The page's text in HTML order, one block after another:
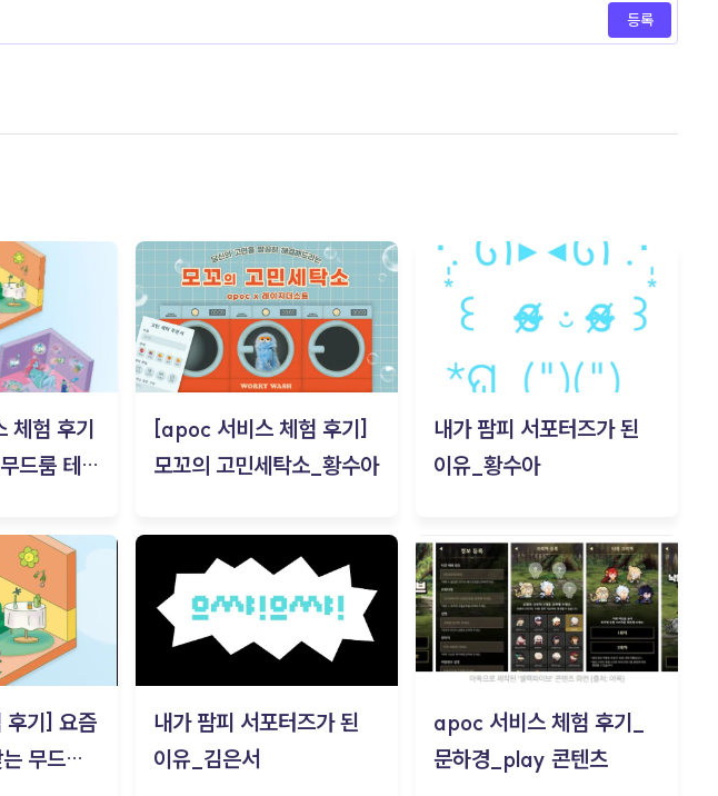
등록
체험 후기
드룸 테스
[apoc 서비스 체험 후기]
모꼬의 고민세탁소_황수아
내가 팜피 서포터즈가 된
이유_황수아
기] 요즘
무드룸
내가 팜피 서포터즈가 된
이유_김은서
apoc 서비스 체험 후기_
문하경_play 콘텐츠